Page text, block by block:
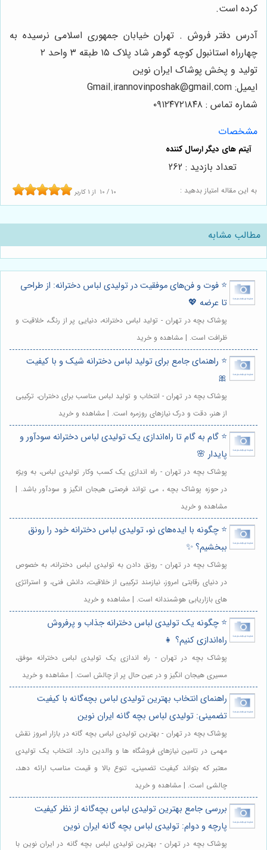
کرده است.
آدرس دفتر فروش . تهران خیابان جمهوری اسلامی نرسیده به
چهارراه استانبول کوچه گوهر شاد پلاک ۱۵ طبقه ۳ واحد ۲
تولید و پخش پوشاک ایران نوین
ایمیل: Gmail.irannovinposhak@gmail.com
شماره تماس : ۰۹۱۲۴۷۲۱۸۴۸
مشخصات
به این مقاله امتیاز بدهید : 10 / 10 از 1 کاربر
تعداد بازدید : 262
مطالب مشابه
⭐️ فوت و فن‌های موفقیت در تولیدی لباس دخترانه: از طراحی
تا عرضه 💖
پوشاک بچه در تهران - تولید لباس دخترانه، دنیایی پر از رنگ، خلاقیت و
ظرافت است. | مشاهده و خرید
⭐️ راهنمای جامع برای تولید لباس دخترانه شیک و با کیفیت
🎀
پوشاک بچه در تهران - انتخاب و تولید لباس مناسب برای دختران، ترکیبی
از هنر، دقت و درک نیازهای روزمره است. | مشاهده و خرید
⭐️ گام به گام تا راه‌اندازی یک تولیدی لباس دخترانه سودآور و
پایدار 🌸
پوشاک بچه در تهران - راه اندازی یک کسب وکار تولیدی لباس، به ویژه
در حوزه پوشاک بچه ، می تواند فرصتی هیجان انگیز و سودآور باشد. |
مشاهده و خرید
⭐️ چگونه با ایده‌های نو، تولیدی لباس دخترانه خود را رونق
ببخشیم؟ ✨
پوشاک بچه در تهران - رونق دادن به تولیدی لباس دخترانه، به خصوص
در دنیای رقابتی امروز، نیازمند ترکیبی از خلاقیت، دانش فنی، و استراتژی
های بازاریابی هوشمندانه است. | مشاهده و خرید
⭐️ چگونه یک تولیدی لباس دخترانه جذاب و پرفروش
راه‌اندازی کنیم؟ 👧
پوشاک بچه در تهران - راه اندازی یک تولیدی لباس دخترانه موفق،
مسیری هیجان انگیز و در عین حال پر از چالش است. | مشاهده و خرید
راهنمای انتخاب بهترین تولیدی لباس بچه‌گانه با کیفیت
تضمینی: تولیدی لباس بچه گانه ایران نوین
پوشاک بچه در تهران - بهترین تولیدی لباس بچه گانه در بازار امروز نقش
مهمی در تامین نیازهای فروشگاه ها و والدین دارد. انتخاب یک تولیدی
معتبر که بتواند کیفیت تضمینی، تنوع بالا و قیمت مناسب ارائه دهد،
چالشی است. | مشاهده و خرید
بررسی جامع بهترین تولیدی لباس بچه‌گانه از نظر کیفیت
پارچه و دوام: تولیدی لباس بچه گانه ایران نوین
پوشاک بچه در تهران - بهترین تولیدی لباس بچه گانه در ایران نوین با